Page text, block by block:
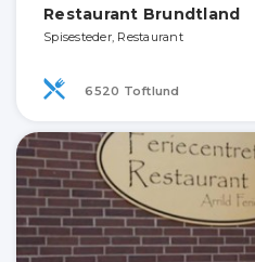
Restaurant Brundtland
Spisesteder, Restaurant
6520 Toftlund